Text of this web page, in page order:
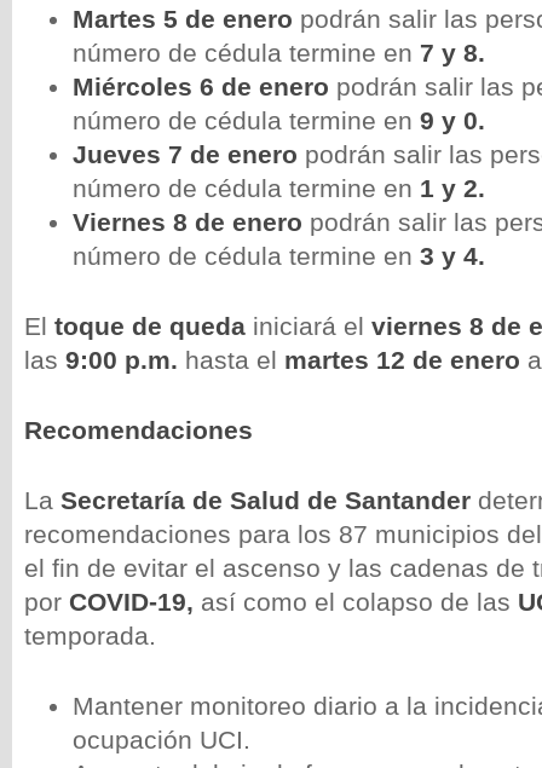
Martes 5 de enero podrán salir las
número de cédula termine en 7 y 8.
Miércoles 6 de enero podrán salir las
número de cédula termine en 9 y 0.
Jueves 7 de enero podrán salir las
número de cédula termine en 1 y 2.
Viernes 8 de enero podrán salir las
número de cédula termine en 3 y 4.
El toque de queda iniciará el viernes 8 de
las 9:00 p.m. hasta el martes 12 de enero
Recomendaciones
La Secretaría de Salud de Santander
recomendaciones para los 87 municipios
el fin de evitar el ascenso y las cadenas de
por COVID-19, así como el colapso de las
temporada.
Mantener monitoreo diario a la
ocupación UCI.